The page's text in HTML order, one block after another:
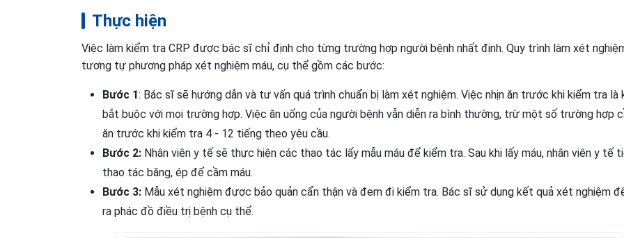
Thực hiện
Việc làm kiểm tra CRP được bác sĩ chỉ định cho từng trường hợp người bệnh nhất định. Quy trình làm xét
tương tự phương pháp xét nghiệm máu, cụ thể gồm các bước:
Bước 1: Bác sĩ sẽ hướng dẫn và tư vấn quá trình chuẩn bị làm xét nghiệm. Việc nhịn ăn trước khi kiểm tra là
bắt buộc với mọi trường hợp. Việc ăn uống của người bệnh vẫn diễn ra bình thường, trừ một số trường hợp
ăn trước khi kiểm tra 4 - 12 tiếng theo yêu cầu.
Bước 2: Nhân viên y tế sẽ thực hiện các thao tác lấy mẫu máu để kiểm tra. Sau khi lấy máu, nhân viên y tế
thao tác băng, ép để cầm máu.
Bước 3: Mẫu xét nghiệm được bảo quản cẩn thận và đem đi kiểm tra. Bác sĩ sử dụng kết quả xét nghiệm
ra phác đồ điều trị bệnh cụ thể.